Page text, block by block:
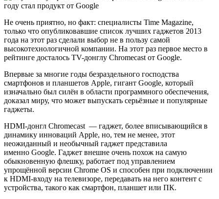
Не очень приятно, но факт: специалисты Time Magazine,
только что опубликовавшие список лучших гаджетов 2013
года на этот раз сделали выбор не в пользу самой
высокотехнологичной компании. На этот раз первое место в
рейтинге досталось TV-донглу Chromecast от Google.
Впервые за многие годы безраздельного господства
смартфонов и планшетов Apple, гигант Google, который
изначально был силён в области программного обеспечения,
доказал миру, что может выпускать серьёзные и популярные
гаджеты.
HDMI-донгл Chromecast — гаджет, более вписывающийся в
динамику инноваций Apple, но, тем не менее, этот
неожиданный и необычный гаджет представила
именно Google. Гаджет внешне очень похож на самую
обыкновенную флешку, работает под управлением
упрощённой версии Chrome OS и способен при подключении
к HDMI-входу на телевизоре, передавать на него контент с
устройства, такого как смартфон, планшет или ПК.